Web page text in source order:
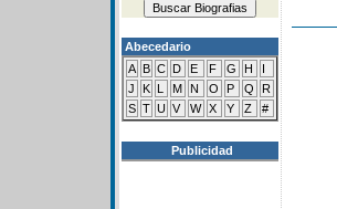
Abecedario
A B C D E F G H
I
J
K L M N O P Q
R
S T U V W X Y Z #
Publicidad